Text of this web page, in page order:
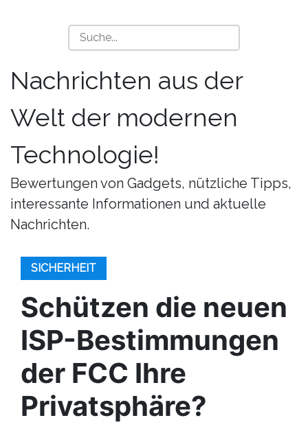
Nachrichten aus der
Welt der modernen
Technologie!
Bewertungen von Gadgets, nützliche Tipps,
interessante Informationen und aktuelle
Nachrichten.
SICHERHEIT
Schützen die neuen
ISP-Bestimmungen
der FCC Ihre
Privatsphäre?